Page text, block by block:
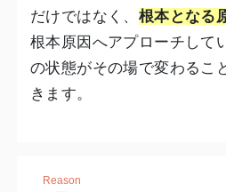
だけではなく、 根本となる
根本原因へアプローチして
の状態がその場で変わるこ
きます。
Reason